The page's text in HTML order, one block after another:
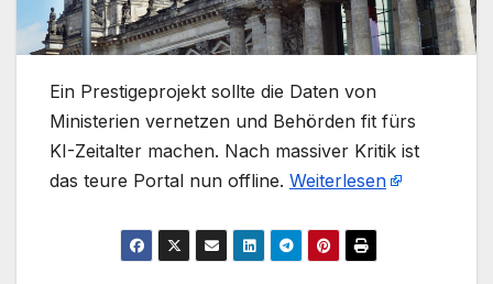
​Ein Prestigeprojekt sollte die Daten von
Ministerien vernetzen und Behörden fit fürs
KI-Zeitalter machen. Nach massiver Kritik ist
das teure Portal nun offline. Weiterlesen